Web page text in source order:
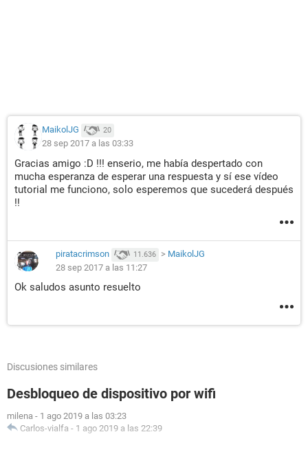
MaikolJG 20
28 sep 2017 a las 03:33
Gracias amigo :D !!! enserio, me había despertado con
mucha esperanza de esperar una respuesta y sí ese vídeo
tutorial me funciono, solo esperemos que sucederá después
!!
piratacrimson 11.636 > MaikolJG
28 sep 2017 a las 11:27
Ok saludos asunto resuelto
Discusiones similares
Desbloqueo de dispositivo por wifi
milena - 1 ago 2019 a las 03:23
Carlos-vialfa - 1 ago 2019 a las 22:39